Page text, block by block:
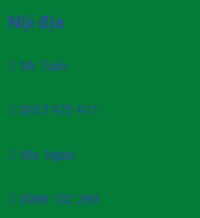
Nội địa
Mr. Tuấn
0937 973 911
Ms. Ngân
0988 102 289